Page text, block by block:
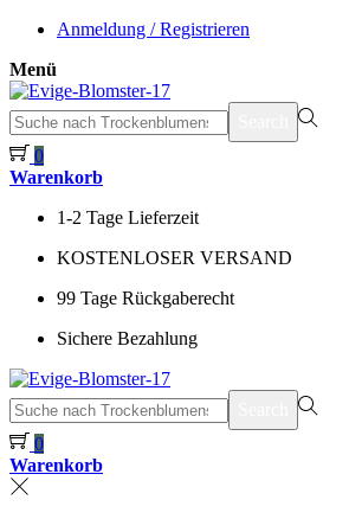
Anmeldung / Registrieren
Menü
suchen
nach>
0
Warenkorb
1-2 Tage Lieferzeit
KOSTENLOSER VERSAND
99 Tage Rückgaberecht
Sichere Bezahlung
suchen
nach>
0
Warenkorb